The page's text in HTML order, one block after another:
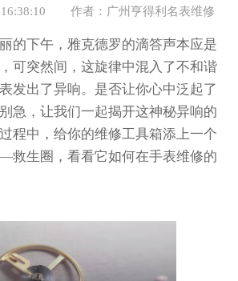
作者：广州亨得利名表维修
下午，雅克德罗的滴答声本应是
可突然间，这旋律中混入了不和谐
出了异响。是否让你心中泛起了
急，让我们一起揭开这神秘异响的
程中，给你的维修工具箱添上一个
生圈，看看它如何在手表维修的